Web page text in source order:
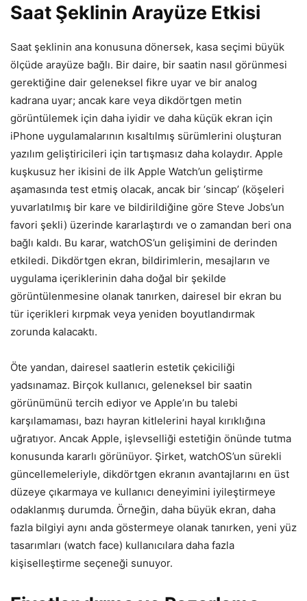
Saat Şeklinin Arayüze Etkisi
Saat şeklinin ana konusuna dönersek, kasa seçimi büyük
ölçüde arayüze bağlı. Bir daire, bir saatin nasıl görünmesi
gerektiğine dair geleneksel fikre uyar ve bir analog
kadrana uyar; ancak kare veya dikdörtgen metin
görüntülemek için daha iyidir ve daha küçük ekran için
iPhone uygulamalarının kısaltılmış sürümlerini oluşturan
yazılım geliştiricileri için tartışmasız daha kolaydır. Apple
kuşkusuz her ikisini de ilk Apple Watch’un geliştirme
aşamasında test etmiş olacak, ancak bir ‘sincap’ (köşeleri
yuvarlatılmış bir kare ve bildirildiğine göre Steve Jobs’un
favori şekli) üzerinde kararlaştırdı ve o zamandan beri ona
bağlı kaldı. Bu karar, watchOS’un gelişimini de derinden
etkiledi. Dikdörtgen ekran, bildirimlerin, mesajların ve
uygulama içeriklerinin daha doğal bir şekilde
görüntülenmesine olanak tanırken, dairesel bir ekran bu
tür içerikleri kırpmak veya yeniden boyutlandırmak
zorunda kalacaktı.
Öte yandan, dairesel saatlerin estetik çekiciliği
yadsınamaz. Birçok kullanıcı, geleneksel bir saatin
görünümünü tercih ediyor ve Apple’ın bu talebi
karşılamaması, bazı hayran kitlelerini hayal kırıklığına
uğratıyor. Ancak Apple, işlevselliği estetiğin önünde tutma
konusunda kararlı görünüyor. Şirket, watchOS’un sürekli
güncellemeleriyle, dikdörtgen ekranın avantajlarını en üst
düzeye çıkarmaya ve kullanıcı deneyimini iyileştirmeye
odaklanmış durumda. Örneğin, daha büyük ekran, daha
fazla bilgiyi aynı anda göstermeye olanak tanırken, yeni yüz
tasarımları (watch face) kullanıcılara daha fazla
kişiselleştirme seçeneği sunuyor.